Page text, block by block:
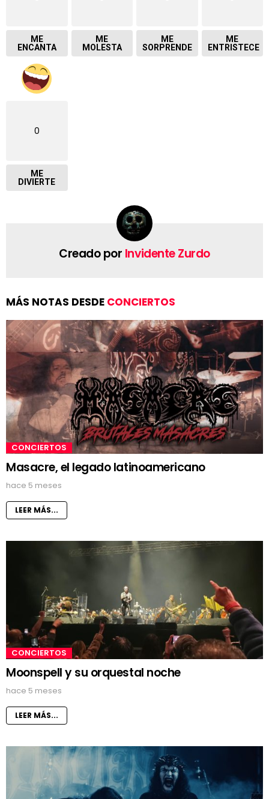
ME
ENCANTA
ME
MOLESTA
ME
SORPRENDE
ME
ENTRISTECE
0
ME
DIVIERTE
Creado por Invidente Zurdo
MÁS NOTAS DESDE CONCIERTOS
CONCIERTOS
Masacre, el legado latinoamericano
hace 5 meses
LEER MÁS...
CONCIERTOS
Moonspell y su orquestal noche
hace 5 meses
LEER MÁS...